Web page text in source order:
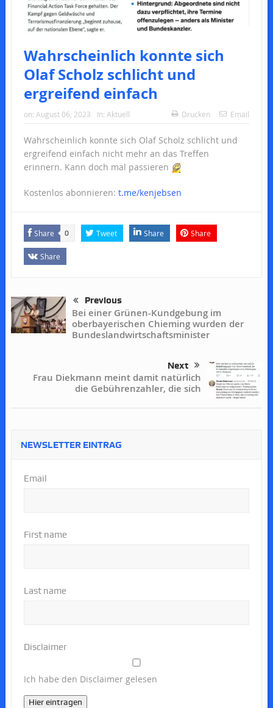
Wahrscheinlich konnte sich
Olaf Scholz schlicht und
ergreifend einfach
on: August 06, 2023 In: Aktuell Drucken Email
Wahrscheinlich konnte sich Olaf Scholz schlicht und
ergreifend einfach nicht mehr an das Treffen
erinnern. Kann doch mal passieren 😉
Kostenlos abonnieren: t.me/kenjebsen
Share 0 Tweet Share Share
Share
Previous
Bei einer Grünen-Kundgebung im
oberbayerischen Chieming wurden der
Bundeslandwirtschaftsminister
Next
Frau Diekmann meint damit natürlich
die Gebührenzahler, die sich
NEWSLETTER EINTRAG
Email
First name
Last name
Disclaimer
Ich habe den Disclaimer gelesen
Hier eintragen